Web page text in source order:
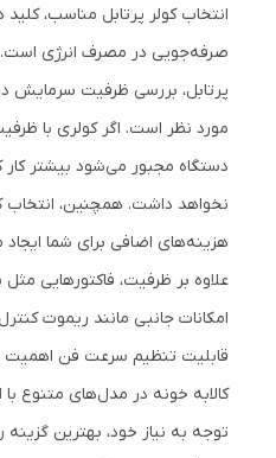
انتخاب کولر پرتابل مناسب،
صرفه‌جویی در مصرف انرژی است.
پرتابل، بررسی ظرفیت سرمایش
مورد نظر است. اگر کولری با
دستگاه مجبور می‌شود بیشتر
نخواهد داشت. همچنین، انتخاب
هزینه‌های اضافی برای شما ایجاد
علاوه بر ظرفیت، فاکتورهایی
امکانات جانبی مانند ریموت
قابلیت تنظیم سرعت فن اهمیت
کالابه خونه در مدل‌های متنوع با
توجه به نیاز خود، بهترین گزینه